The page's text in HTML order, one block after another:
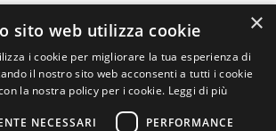
×
sito web utilizza cookie
i cookie per migliorare la tua esperienza di
il nostro sito web acconsenti a tutti i cookie
la nostra policy per i cookie. Leggi di più
NECESSARI PERFORMANCE